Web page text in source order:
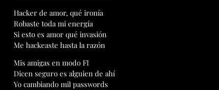
Hacker de amor, qué ironía
Robaste toda mi energía
Si esto es amor qué invasión
Me hackeaste hasta la razón
Mis amigas en modo FI
Dicen seguro es alguien de ahí
Yo cambiando mil passwords